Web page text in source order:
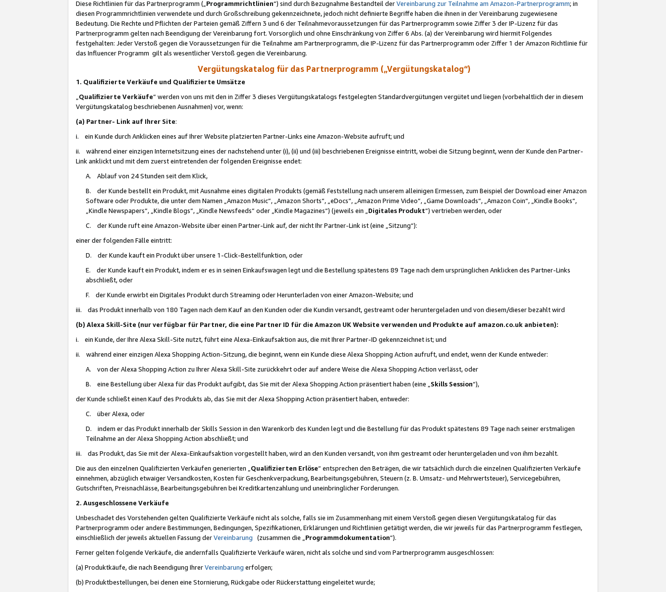
Diese Richtlinien für das Partnerprogramm („Programmrichtlinien“) sind durch Bezugnahme Bestandteil derVereinbarung zur Teilnahme am Amazon-Partnerprogramm; in
diesen Programmrichtlinien verwendete und durch Großschreibung gekennzeichnete, jedoch nicht definierte Begriffe haben die ihnen in der Vereinbarung zugewiesene
Bedeutung. Die Rechte und Pflichten der Parteien gemäß Ziffern 3 und 6 der Teilnahmevoraussetzungen für das Partnerprogramm sowie Ziffer 3 der IP-Lizenz für das
Partnerprogramm gelten nach Beendigung der Vereinbarung fort. Vorsorglich und ohne Einschränkung von Ziffer 6 Abs. (a) der Vereinbarung wird hiermit Folgendes
festgehalten: Jeder Verstoß gegen die Voraussetzungen für die Teilnahme am Partnerprogramm, die IP-Lizenz für das Partnerprogramm oder Ziffer 1 der Amazon Richtlinie für
das Influencer Programm gilt als wesentlicher Verstoß gegen die Vereinbarung.
Vergütungskatalog für das Partnerprogramm („Vergütungskatalog“)
1. Qualifizierte Verkäufe und Qualifizierte Umsätze
Qualifizierte Verkäufe“ werden von uns mit den in Ziffer 3 dieses Vergütungskatalogs festgelegten Standardvergütungen vergütet und liegen (vorbehaltlich der in diesem
Vergütungskatalog beschriebenen Ausnahmen) vor, wenn:
(a) Partner- Link auf Ihrer Site:
i. ein Kunde durch Anklicken eines auf Ihrer Website platzierten Partner-Links eine Amazon-Website aufruft; und
ii. während einer einzigen Internetsitzung eines der nachstehend unter (i), (ii) und (iii) beschriebenen Ereignisse eintritt, wobei die Sitzung beginnt, wenn der Kunde den Partner-
Link anklickt und mit dem zuerst eintretenden der folgenden Ereignisse endet:
A. Ablauf von 24 Stunden seit dem Klick,
B. der Kunde bestellt ein Produkt, mit Ausnahme eines digitalen Produkts (gemäß Feststellung nach unserem alleinigen Ermessen, zum Beispiel der Download einer Amazon
Software oder Produkte, die unter dem Namen „Amazon Music“, „Amazon Shorts“, „eDocs“, „Amazon Prime Video“, „Game Downloads“, „Amazon Coin“, „Kindle Books“,
„Kindle Newspapers“, „Kindle Blogs“, „Kindle Newsfeeds“ oder „Kindle Magazines“) (jeweils ein „ Digitales Produkt“) vertrieben werden, oder
C. der Kunde ruft eine Amazon-Website über einen Partner-Link auf, der nicht Ihr Partner-Link ist (eine „Sitzung“):
einer der folgenden Fälle eintritt:
D. der Kunde kauft ein Produkt über unsere 1-Click-Bestellfunktion, oder
E. der Kunde kauft ein Produkt, indem er es in seinen Einkaufswagen legt und die Bestellung spätestens 89 Tage nach dem ursprünglichen Anklicken des Partner-Links
abschließt, oder
F. der Kunde erwirbt ein Digitales Produkt durch Streaming oder Herunterladen von einer Amazon-Website; und
iii. das Produkt innerhalb von 180 Tagen nach dem Kauf an den Kunden oder die Kundin versandt, gestreamt oder heruntergeladen und von diesem/dieser bezahlt wird
(b) Alexa Skill-Site (nur verfügbar für Partner, die eine Partner ID für die Amazon UK Website verwenden und Produkte auf amazon.co.uk anbieten):
i. ein Kunde, der Ihre Alexa Skill-Site nutzt, führt eine Alexa-Einkaufsaktion aus, die mit Ihrer Partner-ID gekennzeichnet ist; und
ii. während einer einzigen Alexa Shopping Action-Sitzung, die beginnt, wenn ein Kunde diese Alexa Shopping Action aufruft, und endet, wenn der Kunde entweder:
A. von der Alexa Shopping Action zu Ihrer Alexa Skill-Site zurückkehrt oder auf andere Weise die Alexa Shopping Action verlässt, oder
B. eine Bestellung über Alexa für das Produkt aufgibt, das Sie mit der Alexa Shopping Action präsentiert haben (eine „ Skills Session“),
der Kunde schließt einen Kauf des Produkts ab, das Sie mit der Alexa Shopping Action präsentiert haben, entweder:
C. über Alexa, oder
D. indem er das Produkt innerhalb der Skills Session in den Warenkorb des Kunden legt und die Bestellung für das Produkt spätestens 89 Tage nach seiner erstmaligen
Teilnahme an der Alexa Shopping Action abschließt; und
iii. das Produkt, das Sie mit der Alexa-Einkaufsaktion vorgestellt haben, wird an den Kunden versandt, von ihm gestreamt oder heruntergeladen und von ihm bezahlt.
Die aus den einzelnen Qualifizierten Verkäufen generierten „ Qualifizierten Erlöse“ entsprechen den Beträgen, die wir tatsächlich durch die einzelnen Qualifizierten Verkäufe
einnehmen, abzüglich etwaiger Versandkosten, Kosten für Geschenkverpackung, Bearbeitungsgebühren, Steuern (z. B. Umsatz- und Mehrwertsteuer), Servicegebühren,
Gutschriften, Preisnachlässe, Bearbeitungsgebühren bei Kreditkartenzahlung und uneinbringlicher Forderungen.
2. Ausgeschlossene Verkäufe
Unbeschadet des Vorstehenden gelten Qualifizierte Verkäufe nicht als solche, falls sie im Zusammenhang mit einem Verstoß gegen diesen Vergütungskatalog für das
Partnerprogramm oder andere Bestimmungen, Bedingungen, Spezifikationen, Erklärungen und Richtlinien getätigt werden, die wir jeweils für das Partnerprogramm festlegen,
einschließlich der jeweils aktuellen Fassung derVereinbarung (zusammen die „ Programmdokumentation“).
Ferner gelten folgende Verkäufe, die andernfalls Qualifizierte Verkäufe wären, nicht als solche und sind vom Partnerprogramm ausgeschlossen:
(a) Produktkäufe, die nach Beendigung IhrerVereinbarung erfolgen;
(b) Produktbestellungen, bei denen eine Stornierung, Rückgabe oder Rückerstattung eingeleitet wurde;